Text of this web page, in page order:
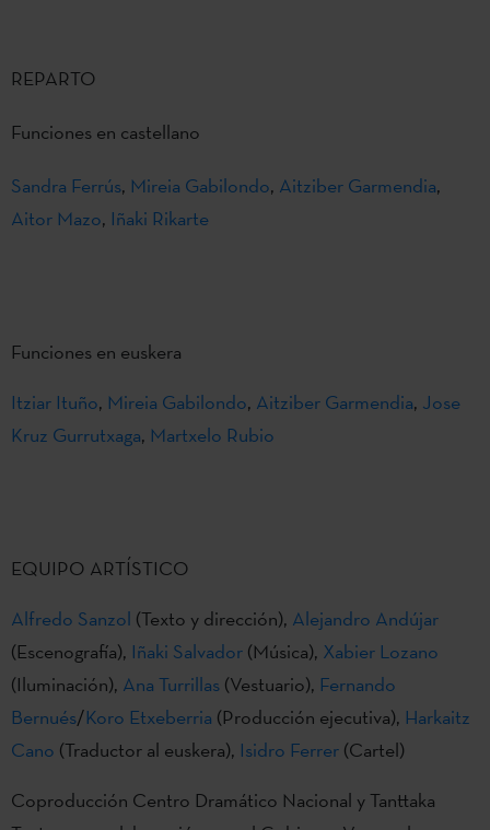
REPARTO
Funciones en castellano
Sandra Ferrús, Mireia Gabilondo, Aitziber Garmendia,
Aitor Mazo, Iñaki Rikarte
Funciones en euskera
Itziar Ituño, Mireia Gabilondo, Aitziber Garmendia, Jose
Kruz Gurrutxaga, Martxelo Rubio
EQUIPO ARTÍSTICO
Alfredo Sanzol (Texto y dirección), Alejandro Andújar
(Escenografía), Iñaki Salvador (Música), Xabier Lozano
(Iluminación), Ana Turrillas (Vestuario), Fernando
Bernués/Koro Etxeberria (Producción ejecutiva), Harkaitz
Cano (Traductor al euskera), Isidro Ferrer (Cartel)
Coproducción Centro Dramático Nacional y Tanttaka